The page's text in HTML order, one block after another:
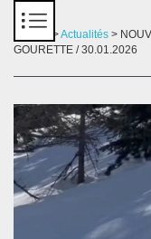
>Actualités >
GOURETTE / 30.01.2026